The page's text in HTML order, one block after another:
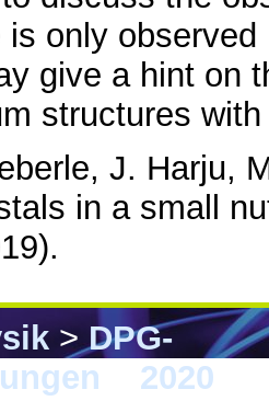
is only
give a hint on
structures
J. Harju,
in a small
>DPG-
2020